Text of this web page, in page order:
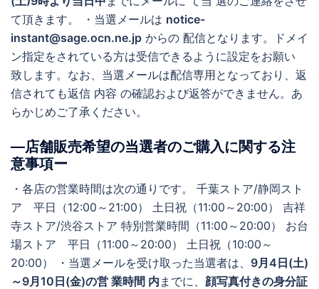
て頂きます。 ・当選メールは notice-
instant@sage.ocn.ne.jp からの 配信となります。ドメイ
ン指定をされている方は受信できるように設定をお願い
致します。なお、当選メールは配信専用となっており、返
信されても返信 内容 の確認および返答ができません。あ
らかじめご了承ください。
―店舗販売希望の当選者のご購入に関する注
意事項ー
・各店の営業時間は次の通りです。 千葉ストア/静岡スト
ア 平日（12:00～21:00） 土日祝（11:00～20:00） 吉祥
寺ストア/渋谷ストア 特別営業時間（11:00～20:00） お台
場ストア 平日（11:00～20:00） 土日祝（10:00～
20:00） ・当選メールを受け取った当選者は、 9月4日(土)
～9月10日(金)の営 業時間 内 までに、 顔写真付きの身分証